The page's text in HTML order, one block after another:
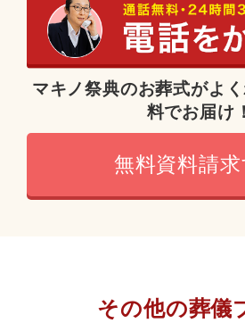
マキノ祭典のお葬式がよ
料でお届け！
無料資料請求
その他の葬儀